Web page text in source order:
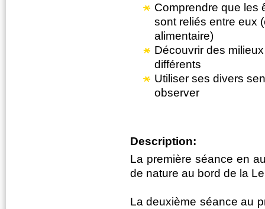
Comprendre que les
sont reliés entre eux
alimentaire)
Découvrir des
différents
Utiliser ses divers
observer
Description:
La première séance en
de nature au bord de la
La deuxième séance au